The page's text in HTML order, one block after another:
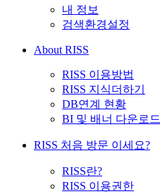
내 정보
검색환경설정
About RISS
RISS 이용방법
RISS 지식더하기
DB연계 현황
BI 및 배너 다운로드
RISS 처음 방문 이세요?
RISS란?
RISS 이용권한